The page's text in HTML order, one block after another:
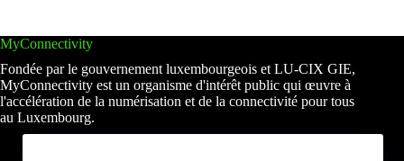
MyConnectivity
Fondée par le gouvernement luxembourgeois et LU-CIX GIE,
MyConnectivity est un organisme d'intérêt public qui œuvre à
l'accélération de la numérisation et de la connectivité pour tous
au Luxembourg.